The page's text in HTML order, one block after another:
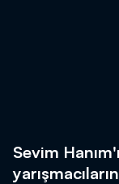
Sevim